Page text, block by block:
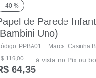
- 40 %
de Parede
Uno)
PPBA01 Marca: Casinha
119,00
64,35
à vista no Pix ou